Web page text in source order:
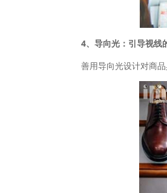
4、导向光：引导视线
善用导向光设计对商